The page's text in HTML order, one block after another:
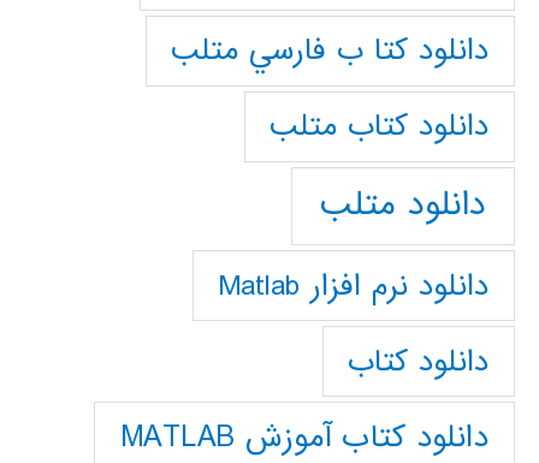
دانلود كتا ب فارسي متلب
دانلود كتاب متلب
دانلود متلب
دانلود نرم افزار Matlab
دانلود کتاب
دانلود کتاب آموزش MATLAB